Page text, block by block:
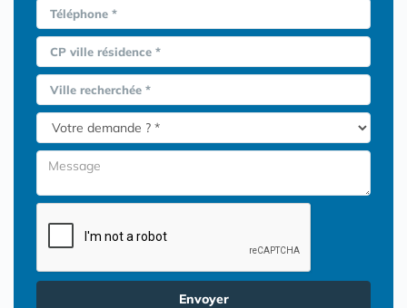
Téléphone *
CP ville résidence *
Ville recherchée *
Envoyer